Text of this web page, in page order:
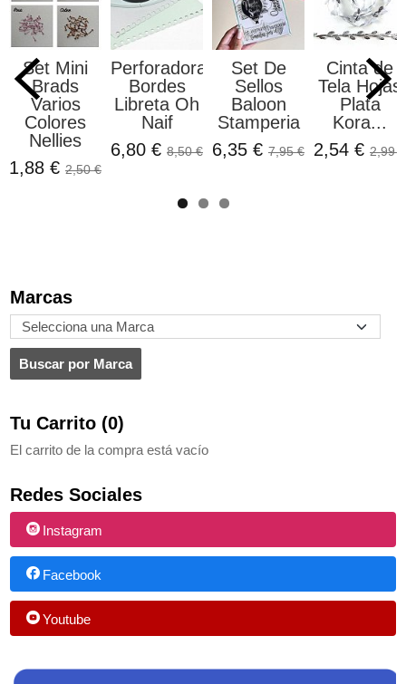
Marcas
Tu Carrito (0)
El carrito de la compra está vacío
Redes Sociales
Instagram
Facebook
Youtube
Set Mini
Brads
Varios
Colores
Nellies
1,88 € 2,50 €
Perforadora
Bordes
Libreta Oh
Naif
6,80 € 8,50 €
Set De
Sellos
Baloon
Stamperia
6,35 € 7,95 €
Cinta de
Tela Hojas
Plata
Kora...
2,54 € 2,99 €